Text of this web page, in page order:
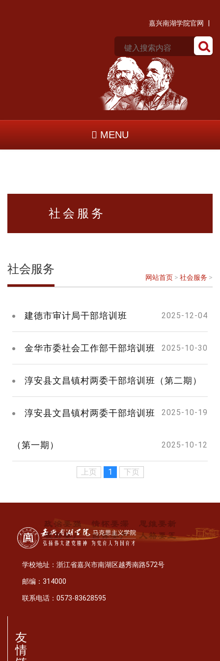
嘉兴南湖学院官网 |
MENU
社会服务
社会服务
网站首页 > 社会服务 >
建德市审计局干部培训班 2025-12-04
金华市委社会工作部干部培训班 2025-10-30
淳安县文昌镇村两委干部培训班（第二期）
2025-10-19
淳安县文昌镇村两委干部培训班
（第一期） 2025-10-12
上页 1 下页
学校地址：浙江省嘉兴市南湖区越秀南路572号
邮编：314000
联系电话：0573-83628595
友
情